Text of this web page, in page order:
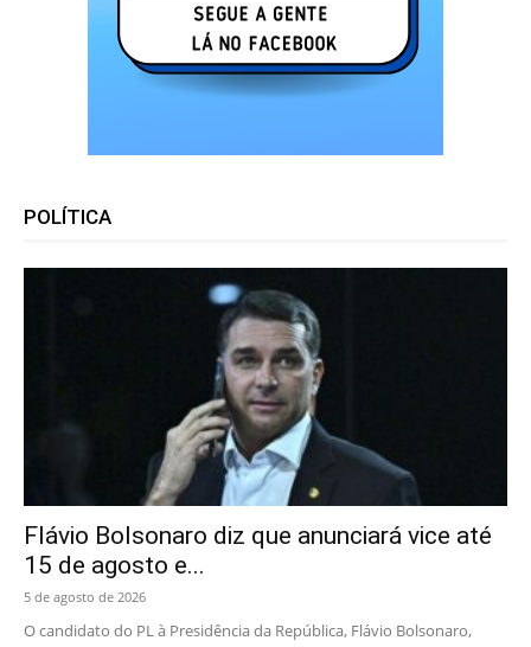
POLÍTICA
Flávio Bolsonaro diz que anunciará vice até
15 de agosto e...
5 de agosto de 2026
O candidato do PL à Presidência da República, Flávio Bolsonaro,